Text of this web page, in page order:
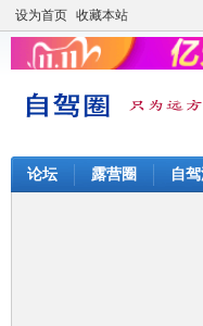
设为首页 收藏本站
论坛 露营圈 自